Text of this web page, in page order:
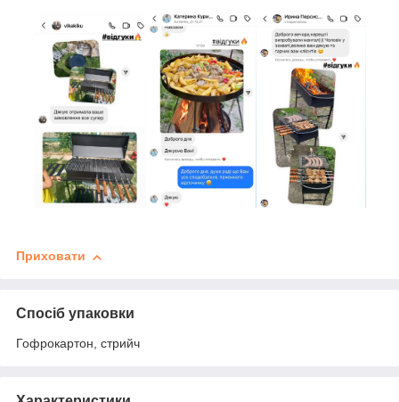
Приховати
Спосіб упаковки
Гофрокартон, стрийч